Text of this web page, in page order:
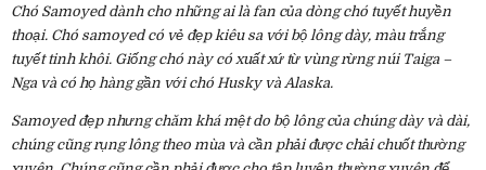
Chó Samoyeddành cho những ai là fan của dòng chó tuyết huyền
thoại. Chó samoyed có vẻ đẹp kiêu sa với bộ lông dày, màu trắng
tuyết tinh khôi. Giống chó này có xuất xứ từ vùng rừng núi Taiga –
Nga và có họ hàng gần với chó Husky và Alaska.
Samoyed đẹp nhưng chăm khá mệt do bộ lông của chúng dày và dài,
chúng cũng rụng lông theo mùa và cần phải được chải chuốt thường